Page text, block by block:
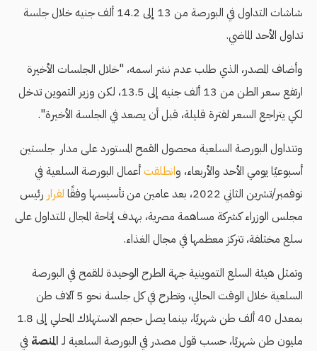
شاشات التداول في البورصة من 13 إلى 14.2 ألف جنيه خلال جلسة
تداول الأحد الماضي.
وأضاف المصدر، الذي طلب عدم نشر اسمه، "خلال الجلسات الأخيرة
ارتفع سعر الطن من 13 ألف جنيه إلى 13.5، لكن وزير التموين تدخل
لكي يتراجع السعر لفترة قليلة، قبل أن يصعد في الجلسة الأخيرة".
وتتداول البورصة السلعية محصول القمح المستورد على مدار جلستين
أسبوعيًا يومي الأحد والأربعاء، وانطلقت أعمال البورصة السلعية في
نوفمبر/تشرين الثاني 2022، بعد عامين من تأسيسها وفقًا
لقرار رئيس
مجلس الوزراء كشركة مساهمة مصرية، بهدف إتاحة المجال للتداول على
سلع مختلفة، تتركز معظمها في مجال الغذاء.
وتمثل هيئة السلع التموينية جهة الطرح الوحيدة للقمح في البورصة
السلعية خلال الوقت الحالي، وتطرح في كل جلسة نحو 5 آلاف طن
بمعدل 40 ألف طن شهريًا، بينما يصل حجم الاستهلاك المحلي إلى 1.8
مليون طن شهريًا، حسب قول مصدر في البورصة السلعية لـ المنصة في